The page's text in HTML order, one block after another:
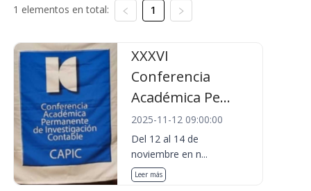
1 elementos en total: 1
XXXVI
Conferencia
Académica Pe...
2025-11-12 09:00:00
Del 12 al 14 de
noviembre en n...
Leer más